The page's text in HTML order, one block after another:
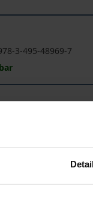
3-495-48969-7
inkl. MwSt.
zu Versandkosten